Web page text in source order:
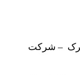
گمرک – شرکت